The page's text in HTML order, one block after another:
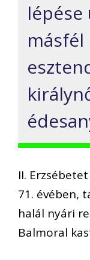
lépése
másfél
II.
71. évében,
halál nyári
Balmoral